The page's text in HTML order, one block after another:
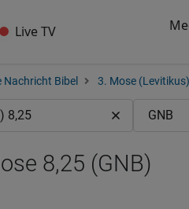
Live TV
Nachricht Bibel 3. Mose (Levitikus)
8,25 (GNB)